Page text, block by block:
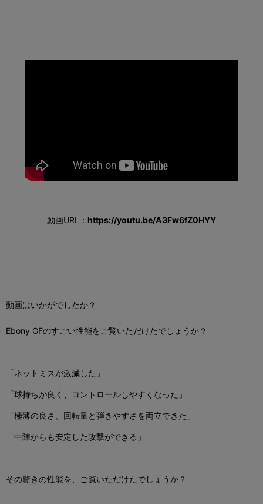
動画URL： https://youtu.be/A3Fw6fZ0HYY
動画はいかがでしたか？
Ebony GFのすごい性能をご覧いただけたでしょうか？
「ネットミスが激減した」
「球持ちが良く、コントロールしやすくなった」
「極薄の良さ、回転量と弾きやすさを両立できた」
「中陣からも安定した攻撃ができる」
その驚きの性能を、ご覧いただけたでしょうか？